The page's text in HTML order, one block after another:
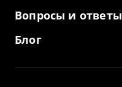
Вопросы и ответы
Блог